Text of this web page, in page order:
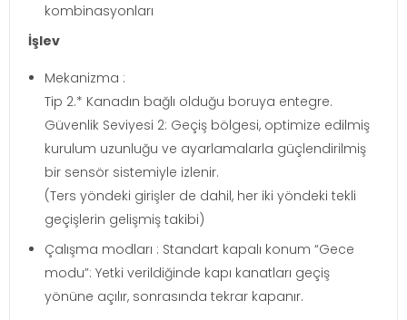
kombinasyonları
İşlev
Mekanizma :
Tip 2.* Kanadın bağlı olduğu boruya entegre.
Güvenlik Seviyesi 2: Geçiş bölgesi, optimize edilmiş
kurulum uzunluğu ve ayarlamalarla güçlendirilmiş
bir sensör sistemiyle izlenir.
(Ters yöndeki girişler de dahil, her iki yöndeki tekli
geçişlerin gelişmiş takibi)
Çalışma modları : Standart kapalı konum “Gece
modu”: Yetki verildiğinde kapı kanatları geçiş
yönüne açılır, sonrasında tekrar kapanır.